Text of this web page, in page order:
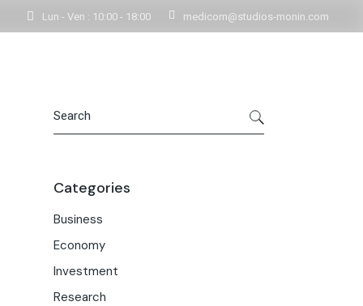
Lun - Ven : 10:00 - 18:00 medicom@studios-monin.com
Single
Categories
Business
Economy
Investment
Research